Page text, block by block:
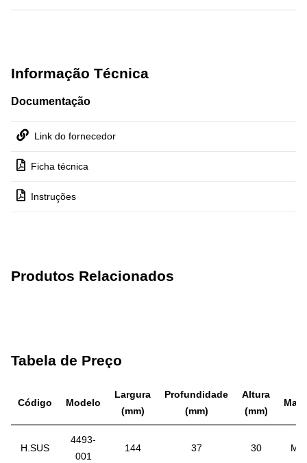
Informação Técnica
Documentação
Link do fornecedor
Ficha técnica
Instruções
Produtos Relacionados
Tabela de Preço
Código Modelo
Largura
(mm)
Profundidade
(mm)
Altura
(mm)
H.SUS
4493-
001
144 37 30